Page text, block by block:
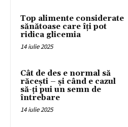
Top alimente considerate
sănătoase care îți pot
ridica glicemia
14 iulie 2025
Cât de des e normal să
răcești – și când e cazul
să-ți pui un semn de
întrebare
14 iulie 2025